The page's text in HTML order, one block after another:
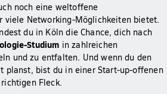
noch eine weltoffene
viele Networking-Möglichkeiten bietet.
du in Köln die Chance, dich nach
Studium in zahlreichen
und zu entfalten. Und wenn du den
planst, bist du in einer Start-up-offenen
Fleck.